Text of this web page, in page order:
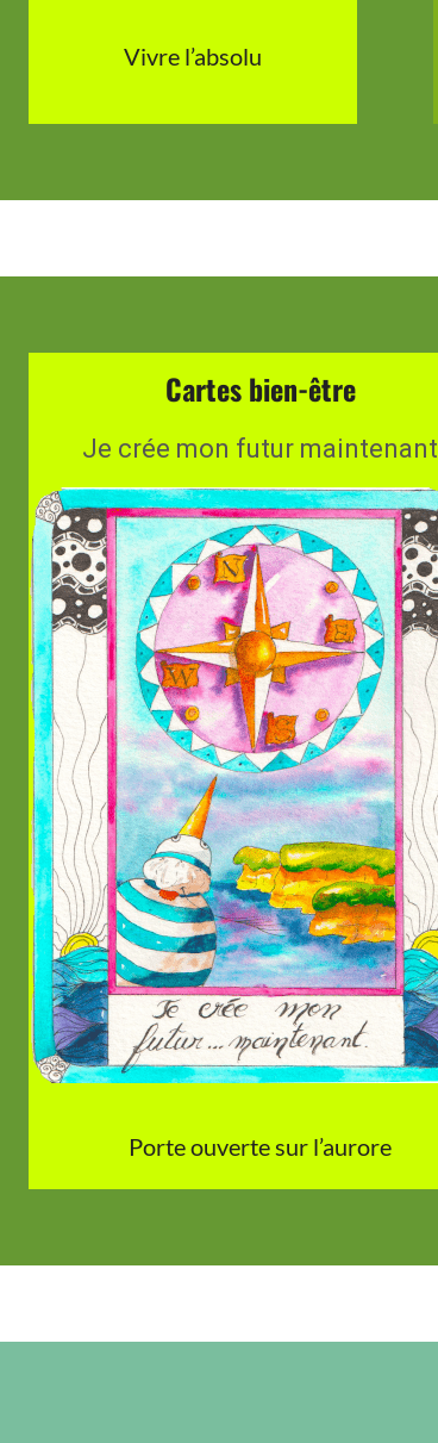
Vivre l’absolu
Cartes bien-être
Je crée mon futur maintenant
Porte ouverte sur l’aurore